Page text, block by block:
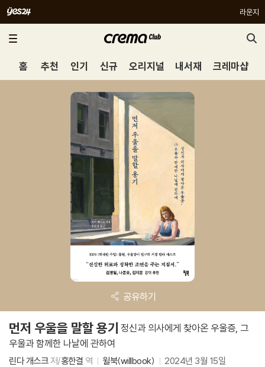
라운지
홈 추천 인기 신규 오리지널 내서재 크레마샵
공유하기
먼저 우울을 말할 용기 정신과 의사에게 찾아온 우울증, 그
우울과 함께한 나날에 관하여
린다 개스크저/홍한결 역 윌북(willbook) 2024년 3월 15일